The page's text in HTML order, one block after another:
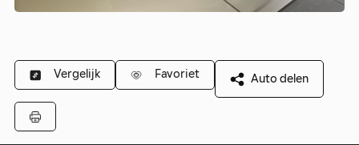
Vergelijk Favoriet Auto delen